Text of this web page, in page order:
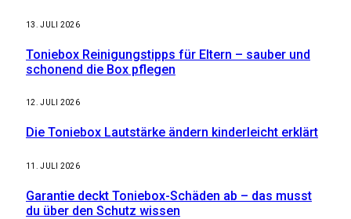
13. JULI 2026
Toniebox Reinigungstipps für Eltern – sauber und
schonend die Box pflegen
12. JULI 2026
Die Toniebox Lautstärke ändern kinderleicht erklärt
11. JULI 2026
Garantie deckt Toniebox-Schäden ab – das musst
du über den Schutz wissen